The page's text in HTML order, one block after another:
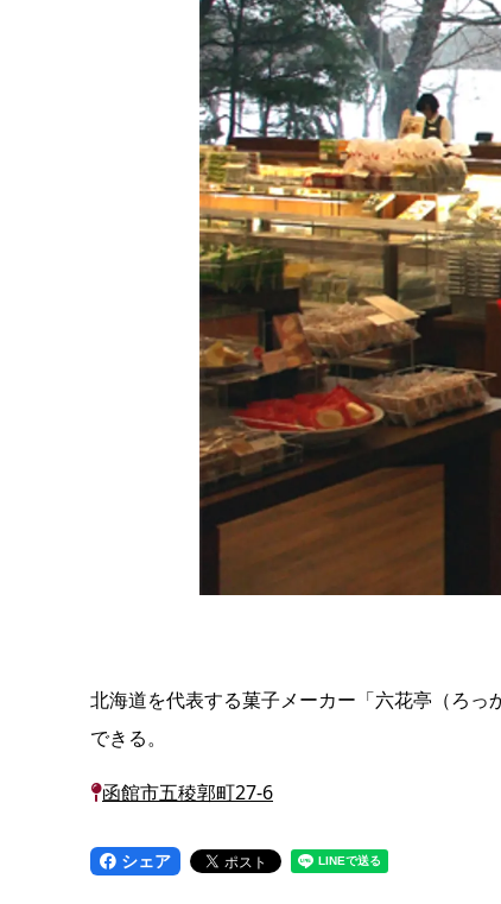
北海道を代表する菓子メーカー「六花亭（ろ
できる。
函館市五稜郭町27-6
シェア